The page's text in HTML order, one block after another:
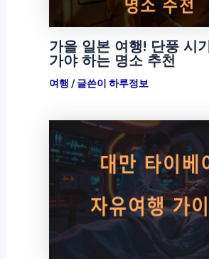
가을 일본 여행! 단풍 시
가야 하는 명소 추천
여행 / 글쓴이 하루정보